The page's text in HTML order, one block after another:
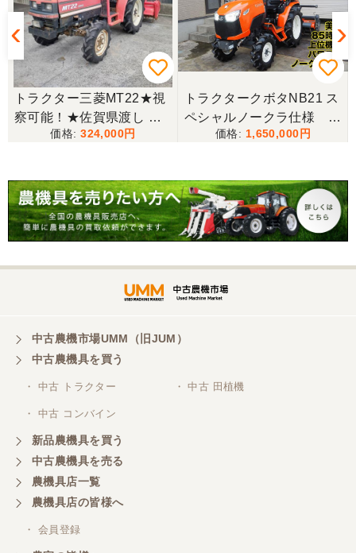
三重県／miraisann
写真と現物が違いすぎる
三重県／谷本勝美
こちらの、対応も、よく、大変、満足、です。
三重県／谷本勝美
こちらの、対応、も、よくして、くれました。
対応も、よくしてくれました、有難うございまし
三重県／山本
対応ありがとうございました。
三重県／山本
共立シュレッターを受け取りました。 状態は問題な
く、エンジンも調子がよさそうです。 ありがとうご
ざいました。
トラクター三菱MT22★視
察可能！★佐賀県渡し 三
菱 トラクター MT22 22馬
ー MT 4WD ディーゼル 現
状渡し【P11460730】
324,000
トラクタークボタNB21 ス
ペシャルノークラ仕様 上
位機種
1,650,000
中古農機市場UMM（旧JUM）
中古農機具を買う
・ 中古 トラクター ・ 中古 田植機
・ 中古 コンバイン
新品農機具を買う
中古農機具を売る
農機具店一覧
農機具店の皆様へ
・ 会員登録